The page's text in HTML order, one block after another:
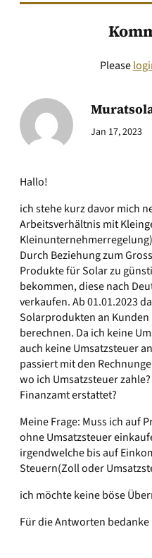
Please
Jan 17, 2023
Hallo!
ich stehe kurz davor mich
Arbeitsverhältnis mit
Durch Beziehung zum
Produkte für Solar zu
bekommen, diese nach
verkaufen. Ab 01.01.2023
Solarprodukten an
berechnen. Da ich keine
auch keine Umsatzsteuer
passiert mit den
wo ich Umsatzsteuer
Finanzamt erstattet?
Meine Frage: Muss ich auf
ohne Umsatzsteuer
irgendwelche bis auf
Steuern(Zoll oder
ich möchte keine böse
Für die Antworten bedanke